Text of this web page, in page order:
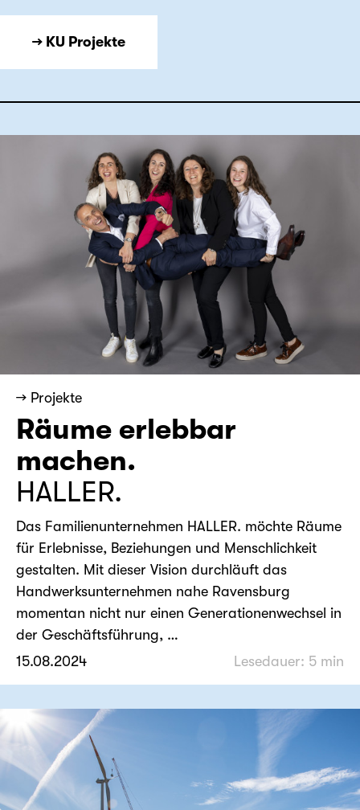
→ KU Projekte
→ Projekte
Räume erlebbar
machen.
HALLER.
Das Familienunternehmen HALLER. möchte Räume
für Erlebnisse, Beziehungen und Menschlichkeit
gestalten. Mit dieser Vision durchläuft das
Handwerksunternehmen nahe Ravensburg
momentan nicht nur einen Generationenwechsel in
der Geschäftsführung, …
15.08.2024
Lesedauer: 5 min